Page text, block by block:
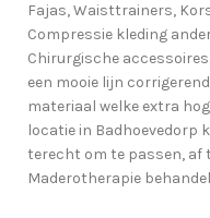
Lees verder
Fajas, Waisttrainers,
Compressie kleding
Chirurgische
een mooie lijn
materiaal welke extra
locatie in Badhoevedorp
terecht om te passen, af
Maderotherapie